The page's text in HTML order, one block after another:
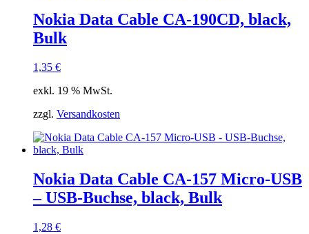
Nokia Data Cable CA-190CD, black,
Bulk
1,35 €
exkl. 19 % MwSt.
zzgl. Versandkosten
Nokia Data Cable CA-157 Micro-USB
– USB-Buchse, black, Bulk
1,28 €